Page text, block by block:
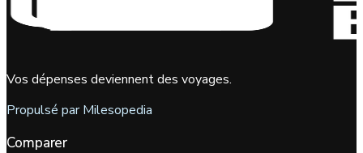
Vos dépenses deviennent des voyages.
Propulsé par Milesopedia
Comparer